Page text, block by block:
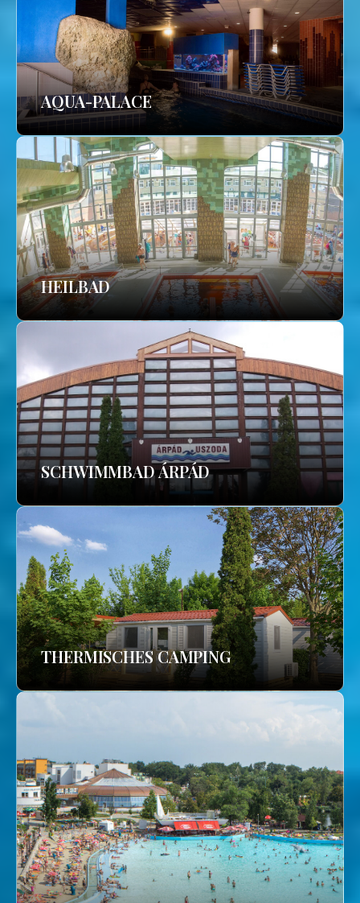
AQUA-PALACE
HEILBAD
SCHWIMMBAD ÁRPÁD
THERMISCHES CAMPING